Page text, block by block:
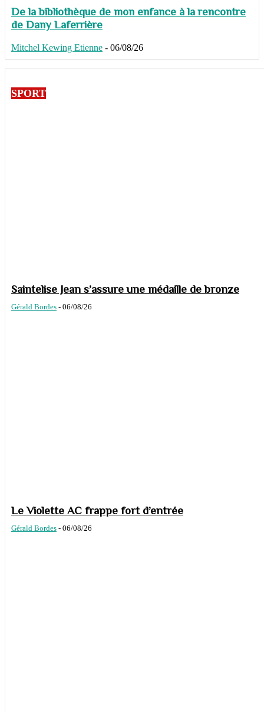
De la bibliothèque de mon enfance à la rencontre
de Dany Laferrière
Mitchel Kewing Etienne - 06/08/26
SPORT
Saintelise Jean s’assure une médaille de bronze
Gérald Bordes - 06/08/26
Le Violette AC frappe fort d’entrée
Gérald Bordes - 06/08/26